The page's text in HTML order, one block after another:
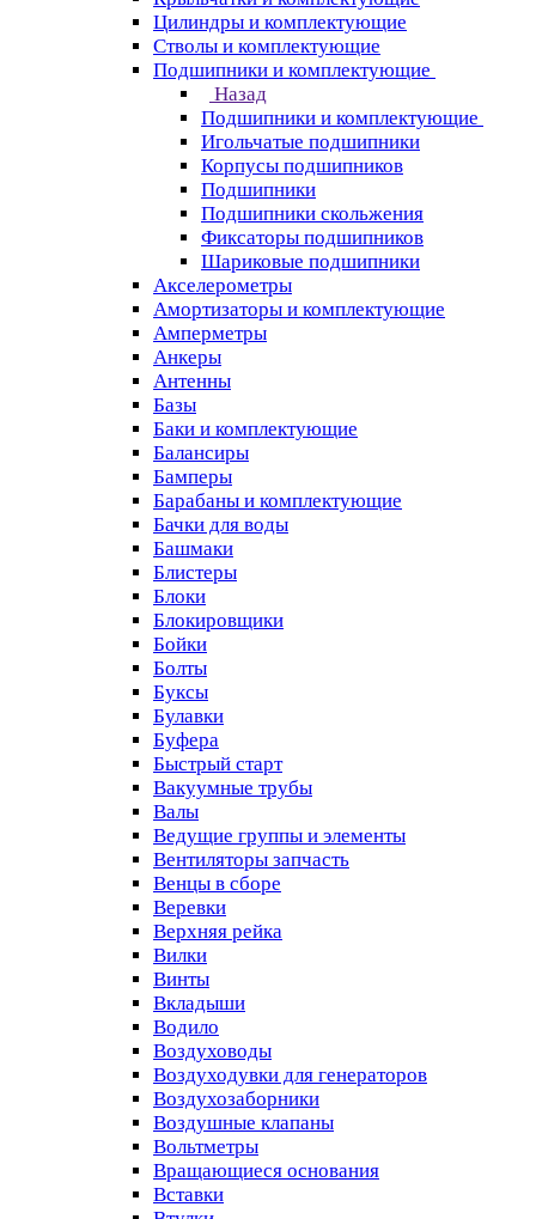
Цилиндры и комплектующие
Стволы и комплектующие
Подшипники и комплектующие
Назад
Подшипники и комплектующие
Игольчатые подшипники
Корпусы подшипников
Подшипники
Подшипники скольжения
Фиксаторы подшипников
Шариковые подшипники
Акселерометры
Амортизаторы и комплектующие
Амперметры
Анкеры
Антенны
Базы
Баки и комплектующие
Балансиры
Бамперы
Барабаны и комплектующие
Бачки для воды
Башмаки
Блистеры
Блоки
Блокировщики
Бойки
Болты
Буксы
Булавки
Буфера
Быстрый старт
Вакуумные трубы
Валы
Ведущие группы и элементы
Вентиляторы запчасть
Венцы в сборе
Веревки
Верхняя рейка
Вилки
Винты
Вкладыши
Водило
Воздуховоды
Воздуходувки для генераторов
Воздухозаборники
Воздушные клапаны
Вольтметры
Вращающиеся основания
Вставки